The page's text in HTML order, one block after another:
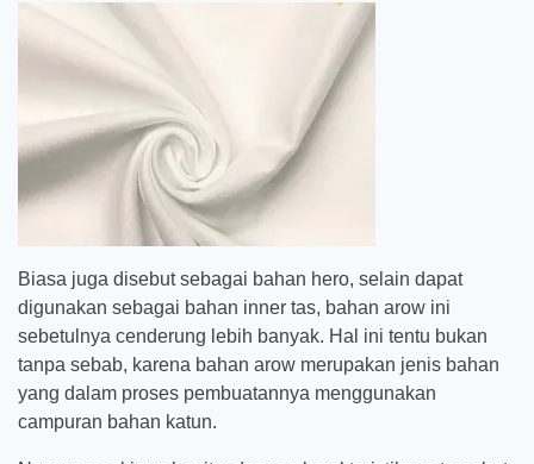
Biasa juga disebut sebagai bahan hero, selain dapat
digunakan sebagai bahan inner tas, bahan arow ini
sebetulnya cenderung lebih banyak. Hal ini tentu bukan
tanpa sebab, karena bahan arow merupakan jenis bahan
yang dalam proses pembuatannya menggunakan
campuran bahan katun.